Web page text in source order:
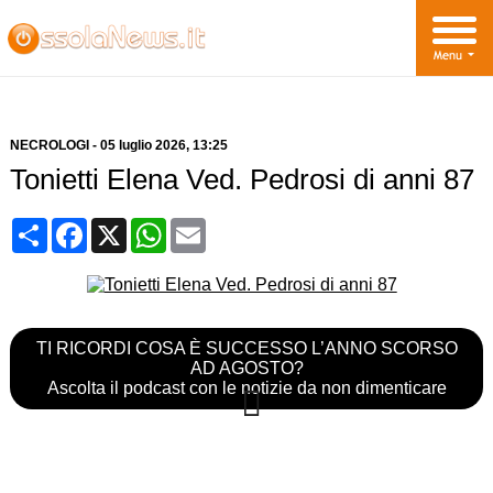
NECROLOGI - 05 luglio 2026, 13:25
Tonietti Elena Ved. Pedrosi di anni 87
CondividiFacebook
X WhatsApp
Email
TI RICORDI COSA È SUCCESSO L’ANNO SCORSO
AD AGOSTO?
Ascolta il podcast con le notizie da non dimenticare